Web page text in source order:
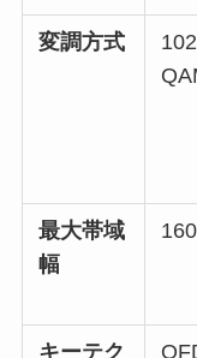
変調方式
最大帯域
幅
キーテク